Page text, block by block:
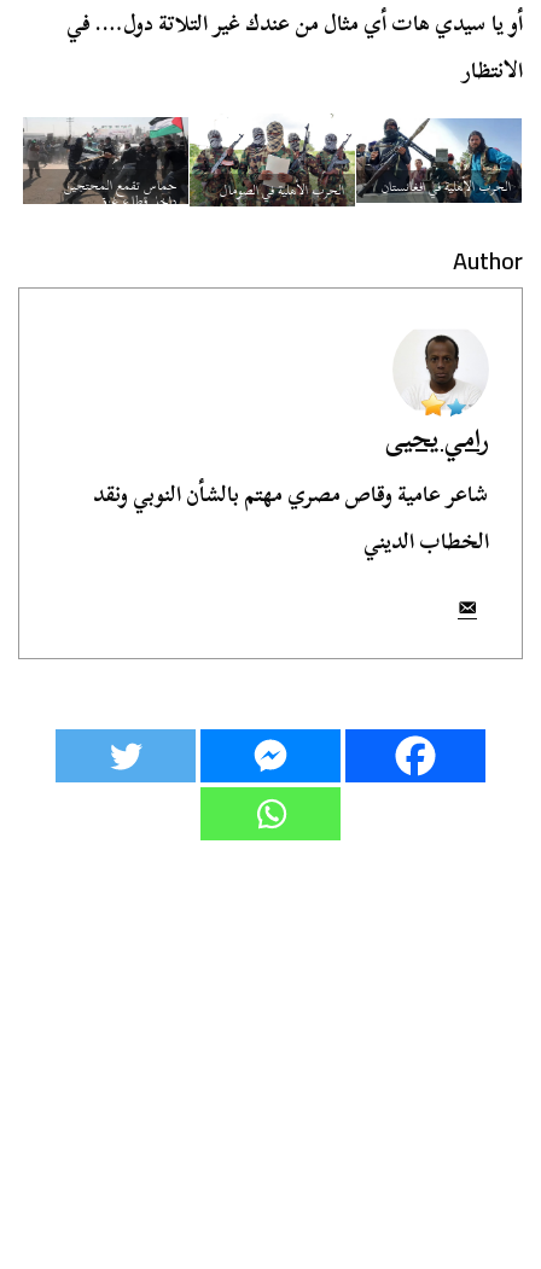
أو يا سيدي هات أي مثال من عندك غير التلاتة دول…. في
الانتظار
الحرب الأهلية في افغانستان الحرب الأهلية في الصومال حماس تقمع المحتجين
داخل قطاع غزة
Author
رامي يحيى
شاعر عامية وقاص مصري مهتم بالشأن النوبي ونقد
الخطاب الديني